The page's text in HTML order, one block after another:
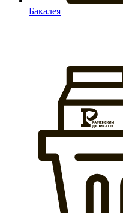
Бакалея